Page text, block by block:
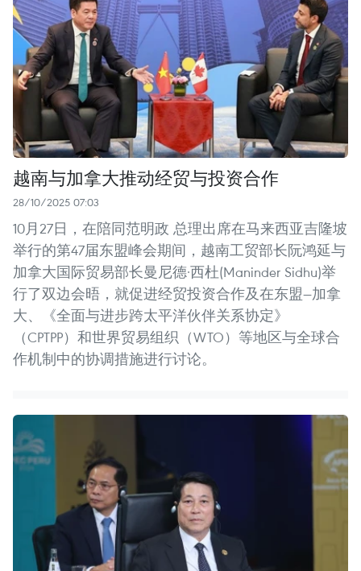
越南与加拿大推动经贸与投资合作
28/10/2025 07:03
10月27日，在陪同范明政 总理出席在马来西亚吉隆坡
举行的第47届东盟峰会期间，越南工贸部长阮鸿延与
加拿大国际贸易部长曼尼德·西杜(Maninder Sidhu)举
行了双边会晤，就促进经贸投资合作及在东盟—加拿
大、《全面与进步跨太平洋伙伴关系协定》
（CPTPP）和世界贸易组织（WTO）等地区与全球合
作机制中的协调措施进行讨论。